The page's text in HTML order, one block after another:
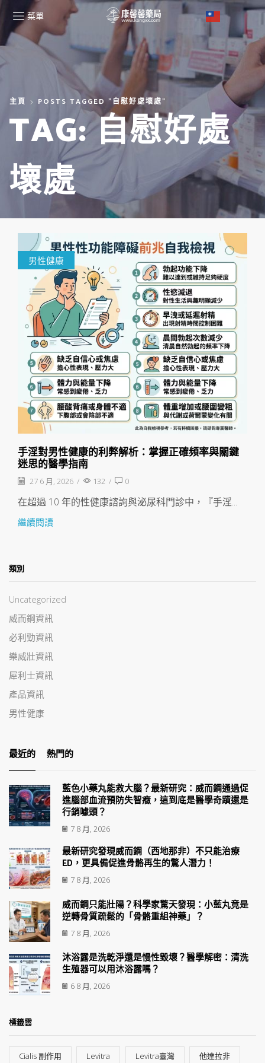
菜單
主頁 POSTS TAGGED "自慰好處壞處"
TAG: 自慰好處
壞處
男性健康
手淫對男性健康的利弊解析：掌握正確頻率與關鍵
迷思的醫學指南
27 6 月, 2026 / 132 / 0
在超過 10 年的性健康諮詢與泌尿科門診中，『手淫...
繼續閱讀
類別
Uncategorized
威而鋼資訊
必利勁資訊
樂威壯資訊
犀利士資訊
產品資訊
男性健康
最近的 熱門的
藍色小藥丸能救大腦？最新研究：威而鋼通過促
進腦部血流預防失智癥，這到底是醫學奇蹟還是
行銷噱頭？
7 8 月, 2026
最新研究發現威而鋼（西地那非）不只能治療
ED，更具備促進骨骼再生的驚人潛力！
7 8 月, 2026
威而鋼只能壯陽？科學家驚天發現：小藍丸竟是
逆轉骨質疏鬆的「骨骼重組神藥」？
7 8 月, 2026
沐浴露是洗乾淨還是慢性毀壞？醫學解密：清洗
生殖器可以用沐浴露嗎？
6 8 月, 2026
標籤雲
Cialis 副作用 Levitra Levitra臺灣 他達拉非